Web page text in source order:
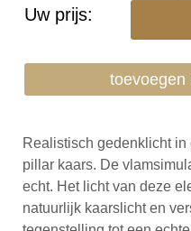
Uw prijs:
toevoegen
Realistisch gedenklicht
pillar kaars. De
echt. Het licht van deze
natuurlijk kaarslicht en